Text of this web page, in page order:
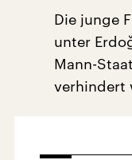
Die junge
unter
Mann-
verhindert